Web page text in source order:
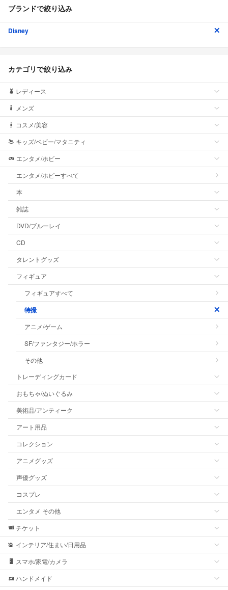
ブランドで絞り込み
Disney
カテゴリで絞り込み
レディース
メンズ
コスメ/美容
キッズ/ベビー/マタニティ
エンタメ/ホビー
エンタメ/ホビーすべて
本
雑誌
DVD/ブルーレイ
CD
タレントグッズ
フィギュア
フィギュアすべて
特撮
アニメ/ゲーム
SF/ファンタジー/ホラー
その他
トレーディングカード
おもちゃ/ぬいぐるみ
美術品/アンティーク
アート用品
コレクション
アニメグッズ
声優グッズ
コスプレ
エンタメ その他
チケット
インテリア/住まい/日用品
スマホ/家電/カメラ
ハンドメイド